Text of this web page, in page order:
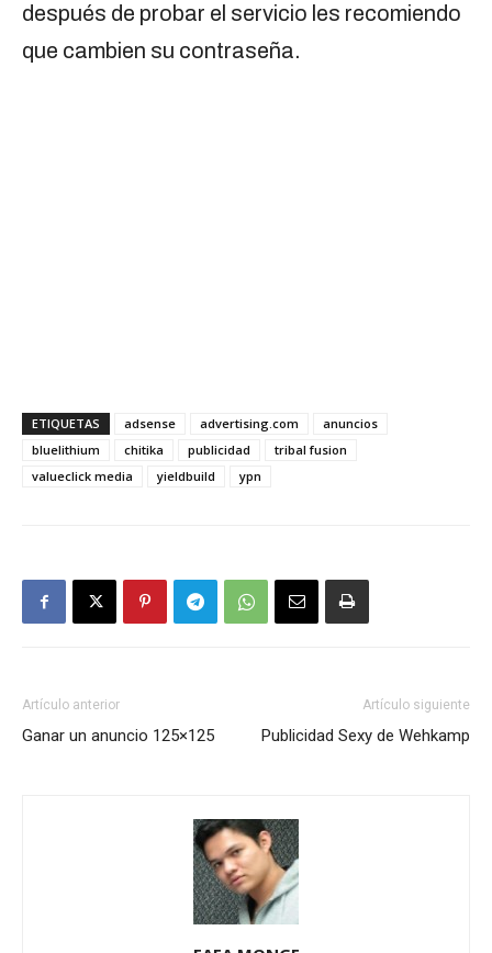
después de probar el servicio les recomiendo
que cambien su contraseña.
ETIQUETAS adsense advertising.com
anuncios
bluelithium
chitika publicidad
tribal fusion
valueclick media
yieldbuild ypn
Artículo anterior
Ganar un anuncio 125×125
Artículo siguiente
Publicidad Sexy de Wehkamp